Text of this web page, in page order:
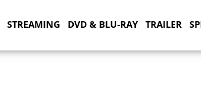
STREAMING DVD & BLU-RAY TRAILER